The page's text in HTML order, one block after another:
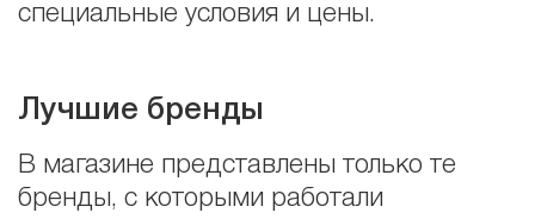
специальные условия и цены.
Лучшие бренды
В магазине представлены только те
бренды, с которыми работали